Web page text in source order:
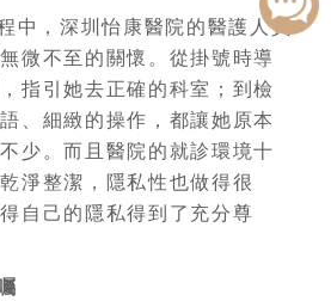
中，深圳怡康醫院的醫護人員
微不至的關懷。從掛號時導
指引她去正確的科室；到檢
、細緻的操作，都讓她原本
少。而且醫院的就診環境十
淨整潔，隱私性也做得很
自己的隱私得到了充分尊